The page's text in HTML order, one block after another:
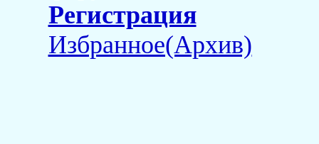
Регистрация
Избранное(Архив)